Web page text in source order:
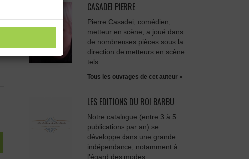
CASADEI PIERRE
Pierre Casadei, comédien,
metteur en scène, a joué dans
de nombreuses pièces sous la
direction de metteurs en scène
tels...
Tous les ouvrages de cet auteur »
LES EDITIONS DU ROI BARBU
Notre catalogue (entre 3 à 5
publications par an) se
développe dans une grande
indépendance, notamment à
l'égard des modes...